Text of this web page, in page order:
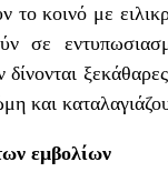
κοινό με
και
εμβολίων